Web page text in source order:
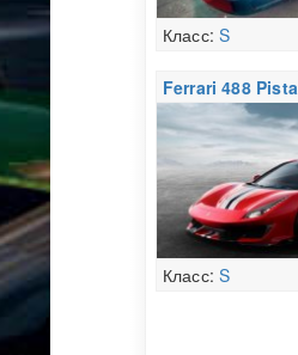
Класс:S
Ferrari 488 Pista
Класс:S